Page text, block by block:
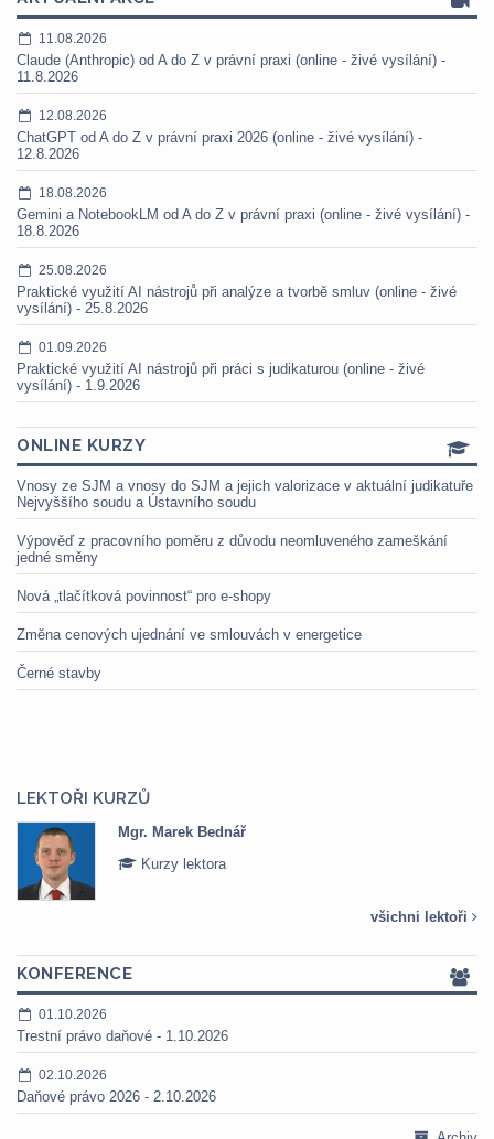
11.08.2026
Claude (Anthropic) od A do Z v právní praxi (online - živé vysílání) -
11.8.2026
12.08.2026
ChatGPT od A do Z v právní praxi 2026 (online - živé vysílání) -
12.8.2026
18.08.2026
Gemini a NotebookLM od A do Z v právní praxi (online - živé vysílání) -
18.8.2026
25.08.2026
Praktické využití AI nástrojů při analýze a tvorbě smluv (online - živé
vysílání) - 25.8.2026
01.09.2026
Praktické využití AI nástrojů při práci s judikaturou (online - živé
vysílání) - 1.9.2026
ONLINE KURZY
Vnosy ze SJM a vnosy do SJM a jejich valorizace v aktuální judikatuře
Nejvyššího soudu a Ústavního soudu
Výpověď z pracovního poměru z důvodu neomluveného zameškání
jedné směny
Nová „tlačítková povinnost“ pro e-shopy
Změna cenových ujednání ve smlouvách v energetice
Černé stavby
LEKTOŘI KURZŮ
Mgr. Marek Bednář
Kurzy lektora
všichni lektoři
KONFERENCE
01.10.2026
Trestní právo daňové - 1.10.2026
02.10.2026
Daňové právo 2026 - 2.10.2026